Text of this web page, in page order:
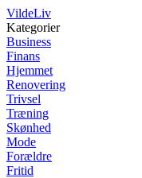
VildeLiv
Kategorier
Business
Finans
Hjemmet
Renovering
Trivsel
Træning
Skønhed
Mode
Forældre
Fritid